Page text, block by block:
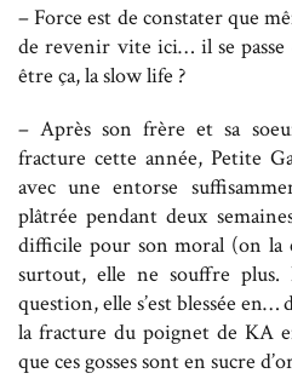
– Force est de constater que
de revenir vite ici… il se passe
être ça, la slow life ?
– Après son frère et sa
fracture cette année, Petite
avec une entorse
plâtrée pendant deux
difficile pour son moral (on la
surtout, elle ne souffre
question, elle s’est blessée
la fracture du poignet de KA
que ces gosses sont en sucre